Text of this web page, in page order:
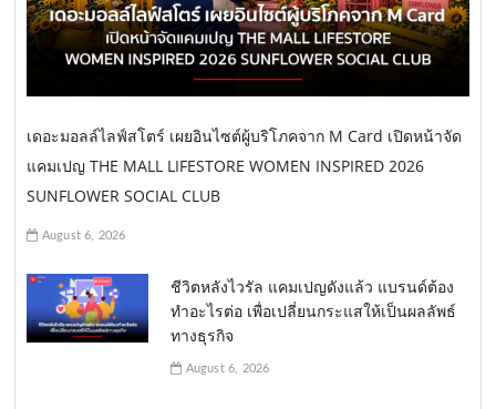
เดอะมอลล์ไลฟ์สโตร์ เผยอินไซต์ผู้บริโภคจาก M Card เปิดหน้าจัด
แคมเปญ THE MALL LIFESTORE WOMEN INSPIRED 2026
SUNFLOWER SOCIAL CLUB
August 6, 2026
ชีวิตหลังไวรัล แคมเปญดังแล้ว แบรนด์ต้อง
ทำอะไรต่อ เพื่อเปลี่ยนกระแสให้เป็นผลลัพธ์
ทางธุรกิจ
August 6, 2026